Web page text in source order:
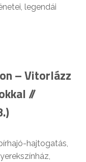
legendái
– Vitorlázz
//
hajtogatás,